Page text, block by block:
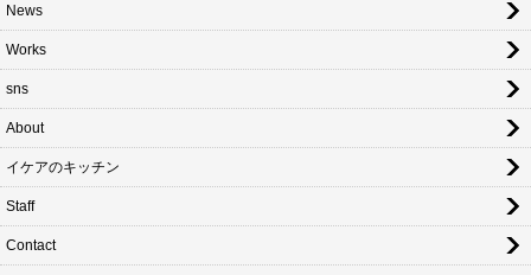
News
Works
sns
About
イケアのキッチン
Staff
Contact